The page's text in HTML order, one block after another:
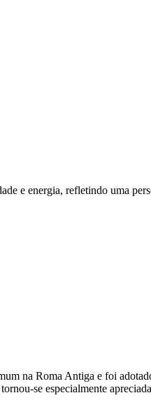
e energia, refletindo uma
na Roma Antiga e foi
se especialmente